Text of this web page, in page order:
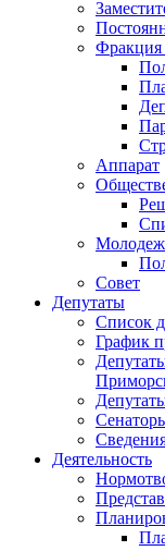
Аппарат
Совет
Депутаты
Список
График
Деятельность